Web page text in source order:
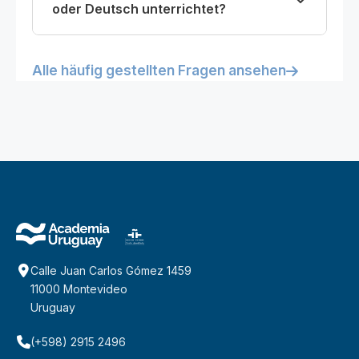
oder Deutsch unterrichtet?
Alle häufig gestellten Fragen ansehen
Calle Juan Carlos Gómez 1459
11000 Montevideo
Uruguay
(+598) 2915 2496